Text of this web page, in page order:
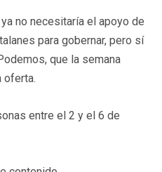
no necesitaría el apoyo de
para gobernar, pero sí
que la semana
oferta.
entre el 2 y el 6 de